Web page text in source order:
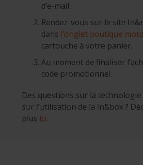
d’e-mail.
Rendez-vous sur le site
dans l’onglet boutique moto
cartouche à votre panier.
Au moment de finaliser
code promotionnel.
Des questions sur la
sur l'utilisation de la In&box ?
plus ici.